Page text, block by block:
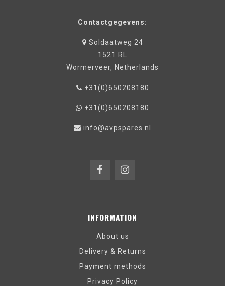
Contactgegevens:
Soldaatweg 24
1521 RL
Wormerveer, Netherlands
+31(0)650208180
+31(0)650208180
info@avpspares.nl
INFORMATION
About us
Delivery & Returns
Payment methods
Privacy Policy